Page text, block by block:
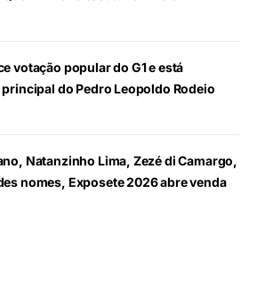
votação popular do G1 e está
do Pedro Leopoldo Rodeio
Natanzinho Lima, Zezé di Camargo,
nomes, Exposete 2026 abre venda